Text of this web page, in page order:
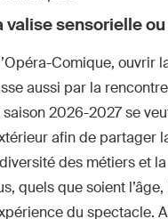
valise sensorielle
Comique, ouvrir
aussi par la
saison 2026-2027 se
afin de partager
des métiers et
quels que soient
du spectacle.